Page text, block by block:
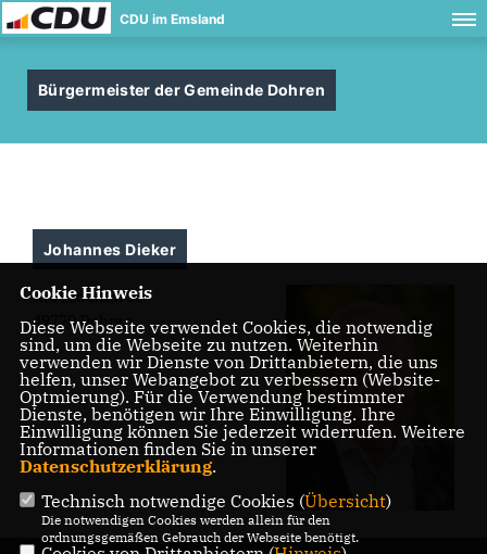
CDU im Emsland
Bürgermeister der Gemeinde Dohren
Johannes Dieker
Kreuzdamm 23
49770 Dohren
Cookie Hinweis
Diese Webseite verwendet Cookies, die notwendig
sind, um die Webseite zu nutzen. Weiterhin
verwenden wir Dienste von Drittanbietern, die uns
helfen, unser Webangebot zu verbessern (Website-
Optmierung). Für die Verwendung bestimmter
Dienste, benötigen wir Ihre Einwilligung. Ihre
Einwilligung können Sie jederzeit widerrufen. Weitere
Informationen finden Sie in unserer
Datenschutzerklärung.
Technisch notwendige Cookies (Übersicht)
Die notwendigen Cookies werden allein für den
ordnungsgemäßen Gebrauch der Webseite benötigt.